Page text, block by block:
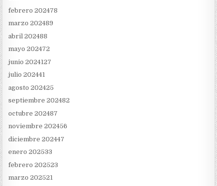
febrero 202478
marzo 202489
abril 202488
mayo 202472
junio 2024127
julio 202441
agosto 202425
septiembre 202482
octubre 202487
noviembre 202456
diciembre 202447
enero 202533
febrero 202523
marzo 202521